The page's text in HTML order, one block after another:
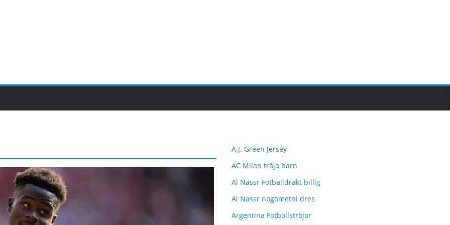
A.J. Green Jersey
AC Milan tröja barn
Al Nassr Fotballdrakt billig
Al Nassr nogometni dres
Argentina Fotbollströjor